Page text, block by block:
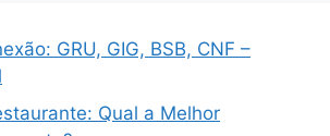
GRU, GIG, BSB, CNF –
Qual a Melhor